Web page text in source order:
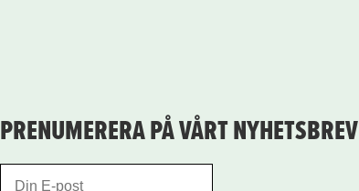
PRENUMERERA PÅ VÅRT NYHETSBREV